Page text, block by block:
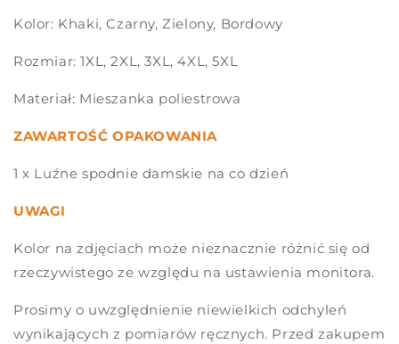
Kolor: Khaki, Czarny, Zielony, Bordowy
Rozmiar: 1XL, 2XL, 3XL, 4XL, 5XL
Materiał: Mieszanka poliestrowa
ZAWARTOŚĆ OPAKOWANIA
1 x Luźne spodnie damskie na co dzień
UWAGI
Kolor na zdjęciach może nieznacznie różnić się od
rzeczywistego ze względu na ustawienia monitora.
Prosimy o uwzględnienie niewielkich odchyleń
wynikających z pomiarów ręcznych. Przed zakupem